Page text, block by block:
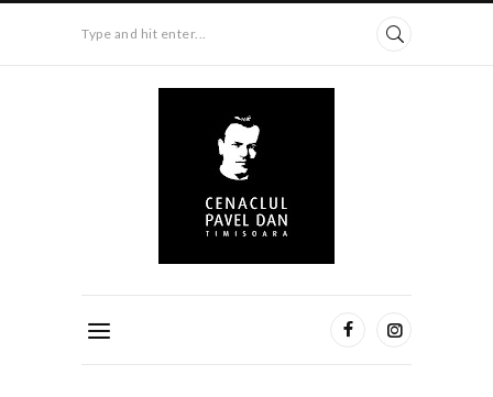
Type and hit enter...